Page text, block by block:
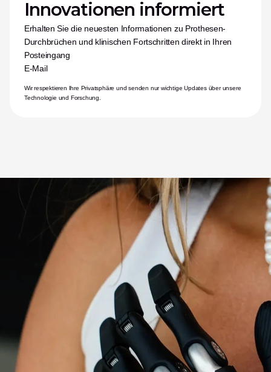
Innovationen informiert
Erhalten Sie die neuesten Informationen zu Prothesen-
Durchbrüchen und klinischen Fortschritten direkt in Ihren
Posteingang
E-Mail
Wir respektieren Ihre Privatsphäre und senden nur wichtige Updates über unsere
Technologie und Forschung.